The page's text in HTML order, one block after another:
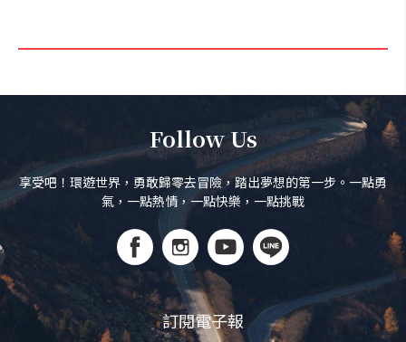
Follow Us
享受吧！環遊世界，勇敢歸零去冒險，踏出夢想的第一步。一點勇
氣，一點熱情，一點快樂，一點挑戰
訂閱電子報